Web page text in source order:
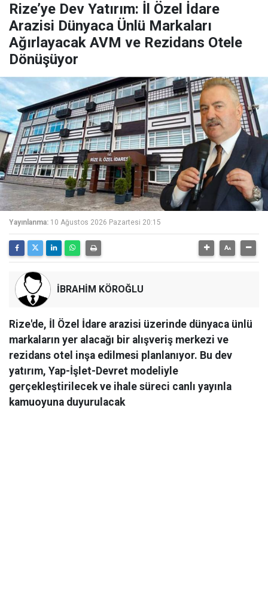
Rize’ye Dev Yatırım: İl Özel İdare
Arazisi Dünyaca Ünlü Markaları
Ağırlayacak AVM ve Rezidans Otele
Dönüşüyor
Yayınlanma: 10 Ağustos 2026 Pazartesi 20:15
İBRAHİM KÖROĞLU
Rize'de, İl Özel İdare arazisi üzerinde dünyaca ünlü
markaların yer alacağı bir alışveriş merkezi ve
rezidans otel inşa edilmesi planlanıyor. Bu dev
yatırım, Yap-İşlet-Devret modeliyle
gerçekleştirilecek ve ihale süreci canlı yayınla
kamuoyuna duyurulacak